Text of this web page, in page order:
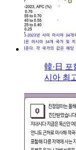
韓·日 포
시아 최